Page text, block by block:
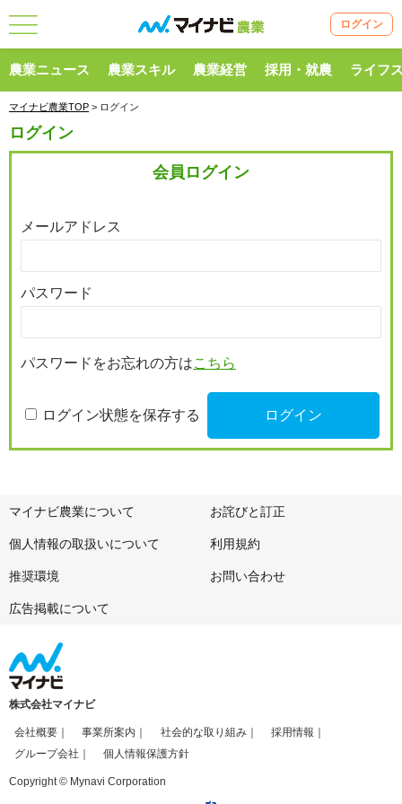
ログイン
農業ニュース 農業スキル 農業経営 採用・就農 ライフ
マイナビ農業TOP > ログイン
ログイン
会員ログイン
メールアドレス
パスワード
パスワードをお忘れの方はこちら
ログイン状態を保存する
マイナビ農業について お詫びと訂正
個人情報の取扱いについて 利用規約
推奨環境 お問い合わせ
広告掲載について
株式会社マイナビ
会社概要 事業所案内 社会的な取り組み
採用情報
グループ会社
個人情報保護方針
Copyright © Mynavi Corporation